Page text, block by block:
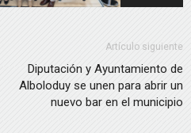
Artículo siguiente
Diputación y Ayuntamiento de
Alboloduy se unen para abrir un
nuevo bar en el municipio